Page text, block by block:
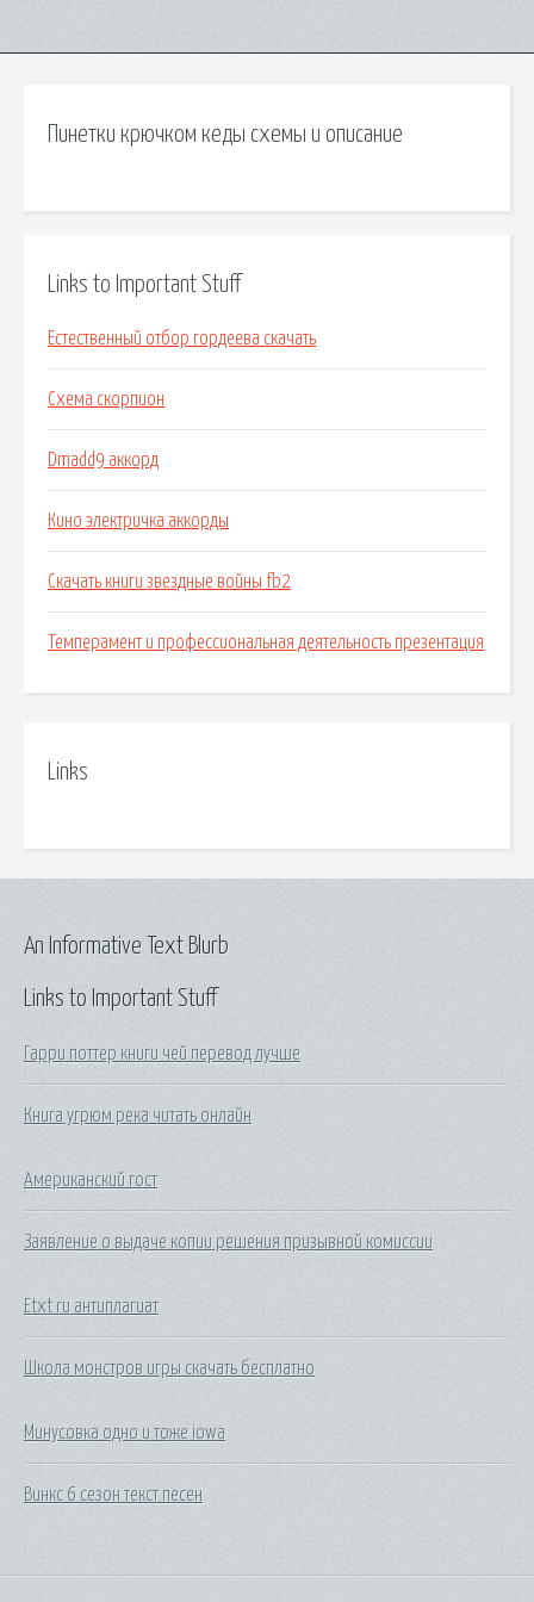
Пинетки крючком кеды схемы и описание
Links to Important Stuff
Естественный отбор гордеева скачать
Схема скорпион
Dmadd9 аккорд
Кино электричка аккорды
Скачать книги звездные войны fb2
Темперамент и профессиональная деятельность презентация
Links
Links to Important Stuff
Гарри поттер книги чей перевод лучше
Книга угрюм река читать онлайн
Американский гост
Заявление о выдаче копии решения призывной комиссии
Etxt ru антиплагиат
Школа монстров игры скачать бесплатно
Минусовка одно и тоже iowa
Винкс 6 сезон текст песен
An Informative Text Blurb